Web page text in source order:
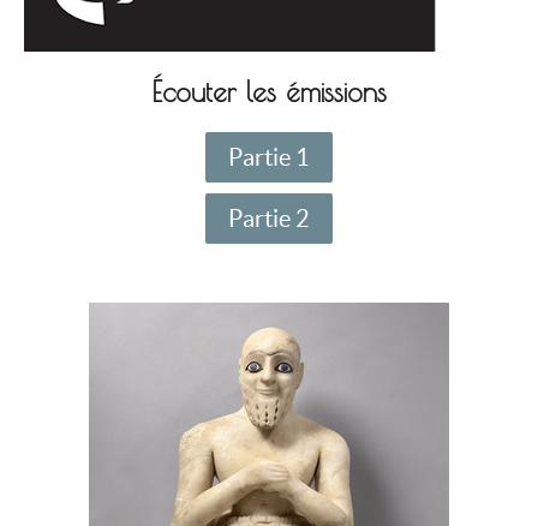
Écouter les émissions
Partie 1
Partie 2